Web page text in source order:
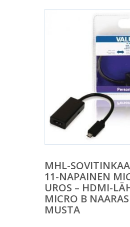
MHL-
11-NAPAINEN
UROS – HDMI-
MICRO B
MUSTA